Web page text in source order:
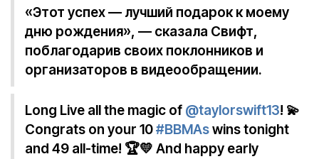
«Этот успех — лучший подарок к моему
дню рождения», — сказала Свифт,
поблагодарив своих поклонников и
организаторов в видеообращении.
Long Live all the magic of @taylorswift13! 💫
Congrats on your 10#BBMAswins tonight
and 49 all-time! 🏆💛 And happy early